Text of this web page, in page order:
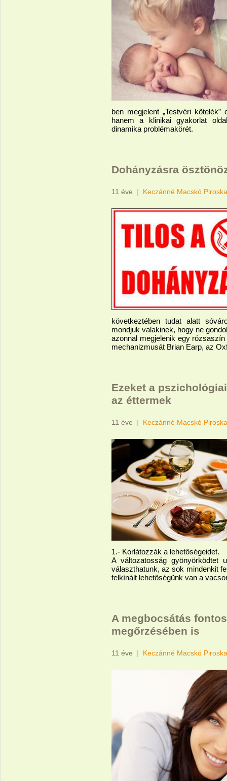
ben megjelent „Testvéri
hanem a klinikai gyakorlat
dinamika problémakörét.
Dohányzásra
11 éve | Keczánné Macskó Piroska
következtében tudat alatt
mondjuk valakinek, hogy ne
azonnal megjelenik egy
mechanizmusát Brian Earp, az
Ezeket a
az éttermek
11 éve | Keczánné Macskó Piroska
1.- Korlátozzák a lehetőségeidet.
A változatosság
választhatunk, az sok mindenkit
felkínált lehetőségünk van a
A megbocsátás
megőrzésében is
11 éve | Keczánné Macskó Piroska